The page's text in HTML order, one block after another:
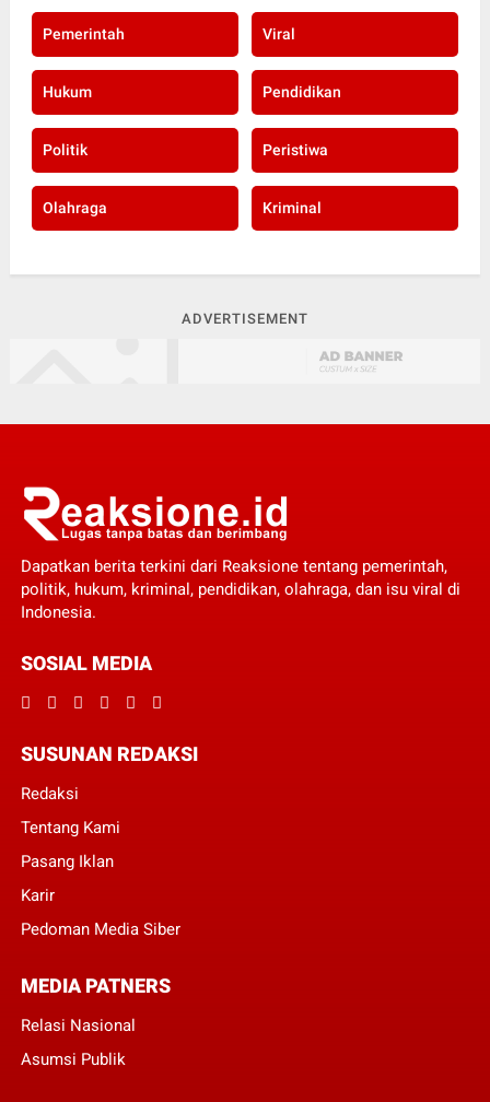
Pemerintah Viral
Hukum Pendidikan
Politik Peristiwa
Olahraga Kriminal
ADVERTISEMENT
Dapatkan berita terkini dari Reaksione tentang pemerintah,
politik, hukum, kriminal, pendidikan, olahraga, dan isu viral di
Indonesia.
SOSIAL MEDIA
SUSUNAN REDAKSI
Redaksi
Tentang Kami
Pasang Iklan
Karir
Pedoman Media Siber
MEDIA PATNERS
Relasi Nasional
Asumsi Publik